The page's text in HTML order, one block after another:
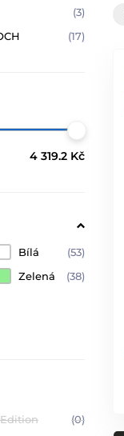
(3)
(17)
4 319.2 Kč
Bílá
(53)
Zelená
(38)
(0)